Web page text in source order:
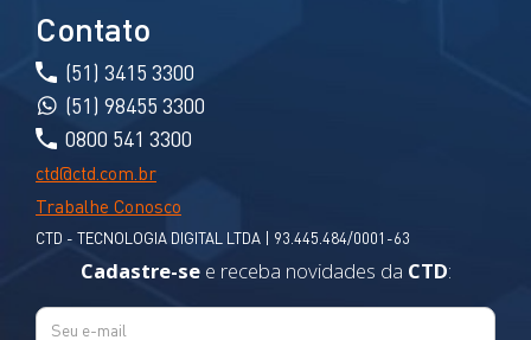
Contato
(51) 3415 3300
(51) 98455 3300
0800 541 3300
ctd@ctd.com.br
Trabalhe Conosco
CTD - TECNOLOGIA DIGITAL LTDA | 93.445.484/0001-63
Cadastre-see receba novidades da CTD: